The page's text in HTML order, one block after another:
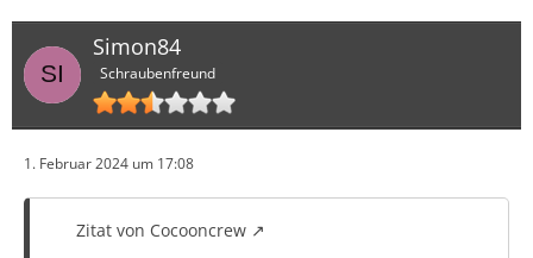
Simon84
Schraubenfreund
1. Februar 2024 um 17:08
Zitat von Cocooncrew